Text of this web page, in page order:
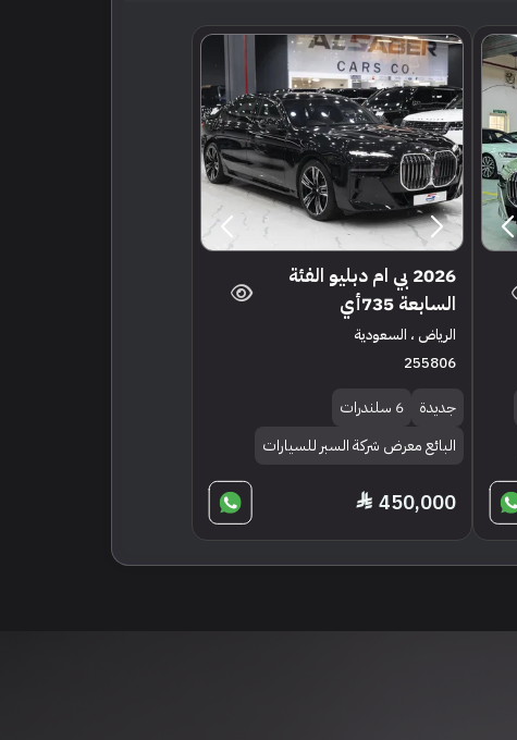
2026 بي ام دبليو الفئة
السابعة 735أي
الرياض ، السعودية
255806
جديدة
6 سلندرات
البائع معرض شركة السبر للسيارات
450,000